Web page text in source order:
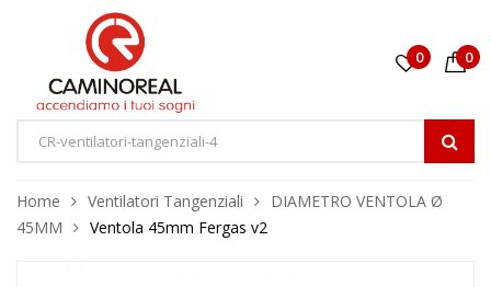
0 0
Home Ventilatori Tangenziali
DIAMETRO VENTOLA Ø
45MM
Ventola 45mm Fergas v2